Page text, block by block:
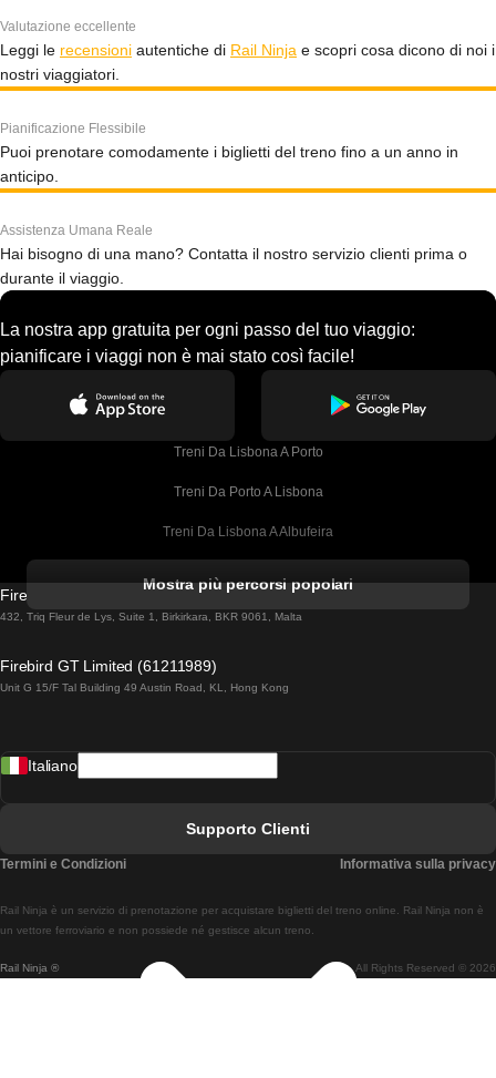
Valutazione eccellente
Leggi le recensioni autentiche di Rail Ninja e scopri cosa dicono di noi i
nostri viaggiatori.
Pianificazione Flessibile
Puoi prenotare comodamente i biglietti del treno fino a un anno in
anticipo.
Assistenza Umana Reale
Hai bisogno di una mano? Contatta il nostro servizio clienti prima o
durante il viaggio.
La nostra app gratuita per ogni passo del tuo viaggio:
pianificare i viaggi non è mai stato così facile!
Treni Da Lisbona A Porto
Treni Da Porto A Lisbona
Treni Da Lisbona A Albufeira
Treni Da Lisbona A Lagos
Treni Da Lisbona A Madrid
Treni Da Lisbon A Braga
Treni Da Braga A Lisbona
Mostra più percorsi popolari
Firebird GT Limited (OC 1451)
432, Triq Fleur de Lys, Suite 1, Birkirkara, BKR 9061, Malta
Firebird GT Limited (61211989)
Unit G 15/F Tal Building 49 Austin Road, KL, Hong Kong
Rail Ninja ® All Rights Reserved © 2026
Rail Ninja è un servizio di prenotazione per acquistare biglietti del treno online. Rail Ninja non è
un vettore ferroviario e non possiede né gestisce alcun treno.
Italiano
Supporto Clienti
Termini e Condizioni Informativa sulla privacy